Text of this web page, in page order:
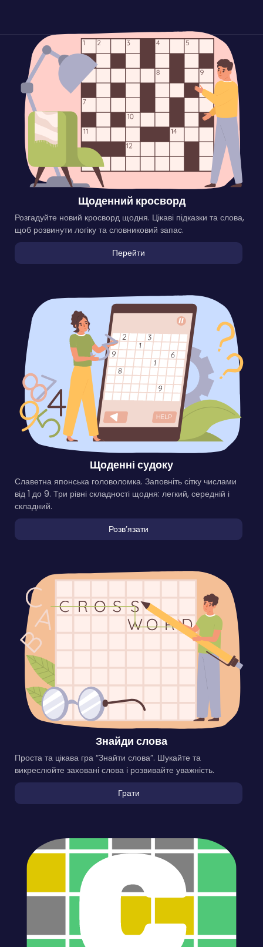
Щоденний кросворд
Розгадуйте новий кросворд щодня. Цікаві підказки та слова,
щоб розвинути логіку та словниковий запас.
Перейти
Щоденні судоку
Славетна японська головоломка. Заповніть сітку числами
від 1 до 9. Три рівні складності щодня: легкий, середній і
складний.
Розвʼязати
Знайди слова
Проста та цікава гра “Знайти слова”. Шукайте та
викреслюйте заховані слова і розвивайте уважність.
Грати